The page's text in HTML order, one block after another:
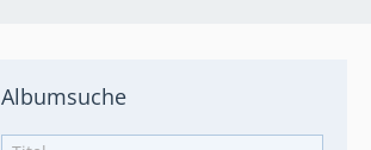
Albumsuche